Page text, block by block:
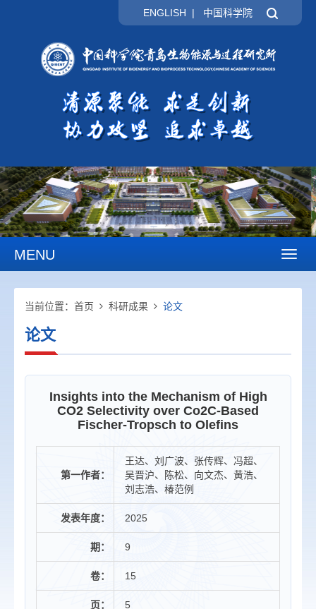
ENGLISH | 中国科学院
MENU
当前位置： 首页 科研成果 论文
论文
Insights into the Mechanism of High
CO2 Selectivity over Co2C-Based
Fischer-Tropsch to Olefins
第一作者：
王达、刘广波、张传辉、冯超、
吴晋沪、陈松、向文杰、黄浩、
刘志浩、椿范例
发表年度： 2025
期： 9
卷： 15
页： 5